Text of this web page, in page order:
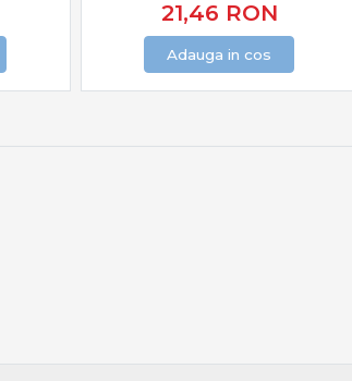
21,46 RON
Adauga in cos